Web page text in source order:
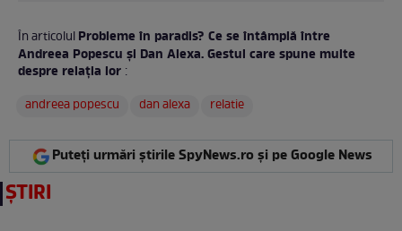
În articolulProbleme în paradis? Ce se întâmplă între
Andreea Popescu și Dan Alexa. Gestul care spune multe
despre relația lor :
andreea popescu
dan alexa relatie
Puteți urmări știrile SpyNews.ro și pe Google News
ȘTIRI